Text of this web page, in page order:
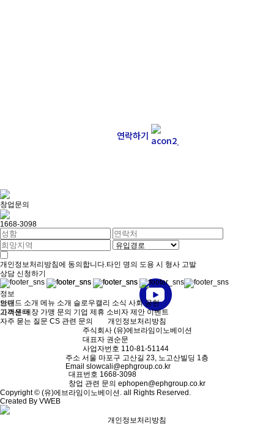
연락하기
창업문의
1668-3098
개인정보처리방침에 동의합니다. 타인 명의 도용 시 형사 고발
상담 신청하기
정보
브랜드 소개 메뉴 소개 슬로우캘리 소식 사회 공헌
안내
가까운 매장 가맹 문의 기업 제휴 소비자 제안 이벤트
고객센터
자주 묻는 질문 CS 관련 문의
개인정보처리방침
주식회사 (유)에브라임이노베이션
대표자 권순문
사업자번호 110-81-51144
주소 서울 마포구 고산길 23, 노고산빌딩 1층
Email slowcali@ephgroup.co.kr
대표번호 1668-3098
창업 관련 문의 ephopen@ephgroup.co.kr
Copyright © (유)에브라임이노베이션. all Rights Reserved.
Created By VWEB
개인정보처리방침